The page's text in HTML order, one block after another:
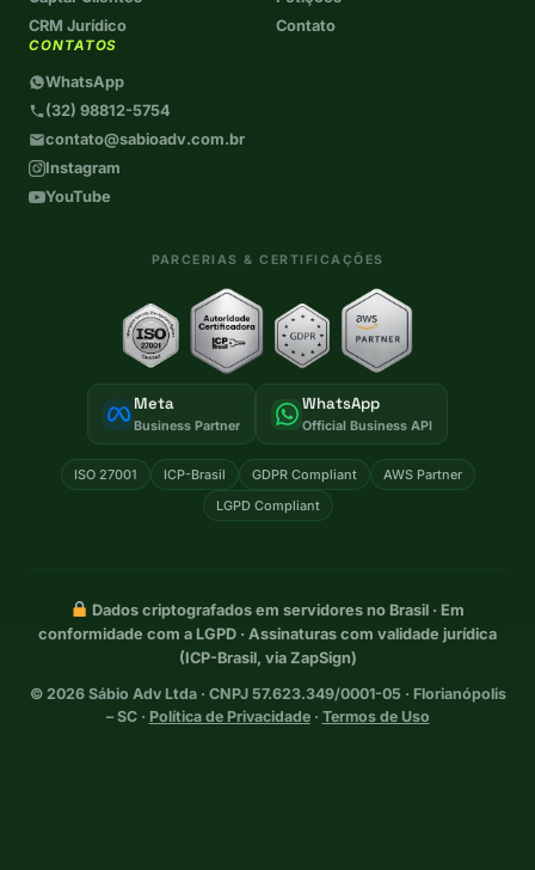
PARCERIAS & CERTIFICAÇÕES
Meta
Business Partner
WhatsApp
Official Business API
ISO 27001 ICP-Brasil GDPR Compliant
AWS Partner
LGPD Compliant
CRM Jurídico
Contato
CONTATOS
WhatsApp
(32) 98812-5754
contato@sabioadv.com.br
Instagram
YouTube
Dados criptografados em servidores no Brasil · Em
conformidade com a LGPD · Assinaturas com validade jurídica
(ICP-Brasil, via ZapSign)
© 2026Sábio Adv Ltda · CNPJ 57.623.349/0001-05 · Florianópolis
– SC · Política de Privacidade· Termos de Uso